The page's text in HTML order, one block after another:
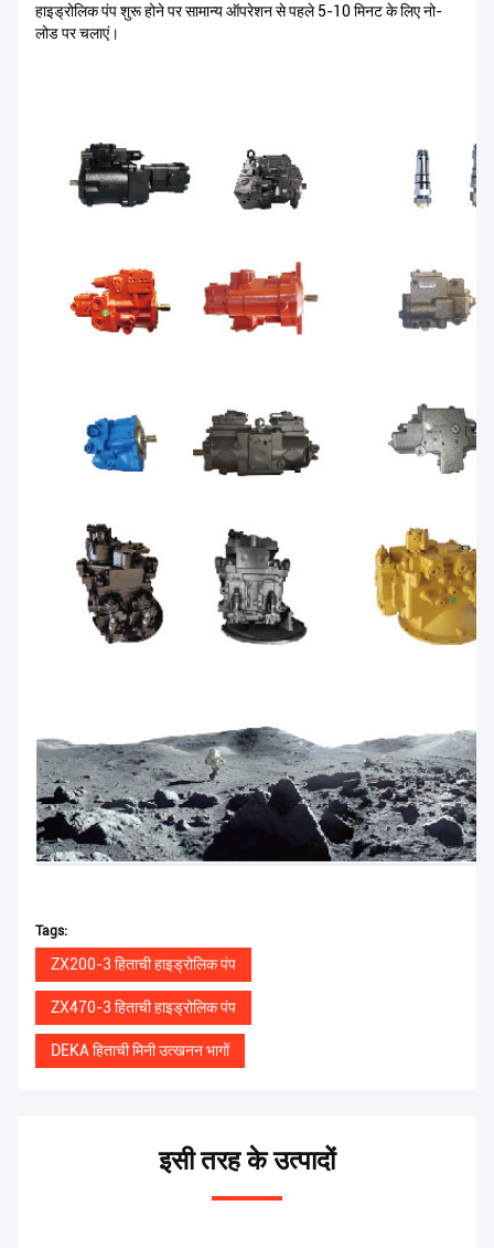
हाइड्रोलिक पंप शुरू होने पर सामान्य ऑपरेशन से पहले 5-10 मिनट के लिए नो-
लोड पर चलाएं।
Tags:
ZX200-3 हिताची हाइड्रोलिक पंप
ZX470-3 हिताची हाइड्रोलिक पंप
DEKA हिताची मिनी उत्खनन भागों
इसी तरह के उत्पादों